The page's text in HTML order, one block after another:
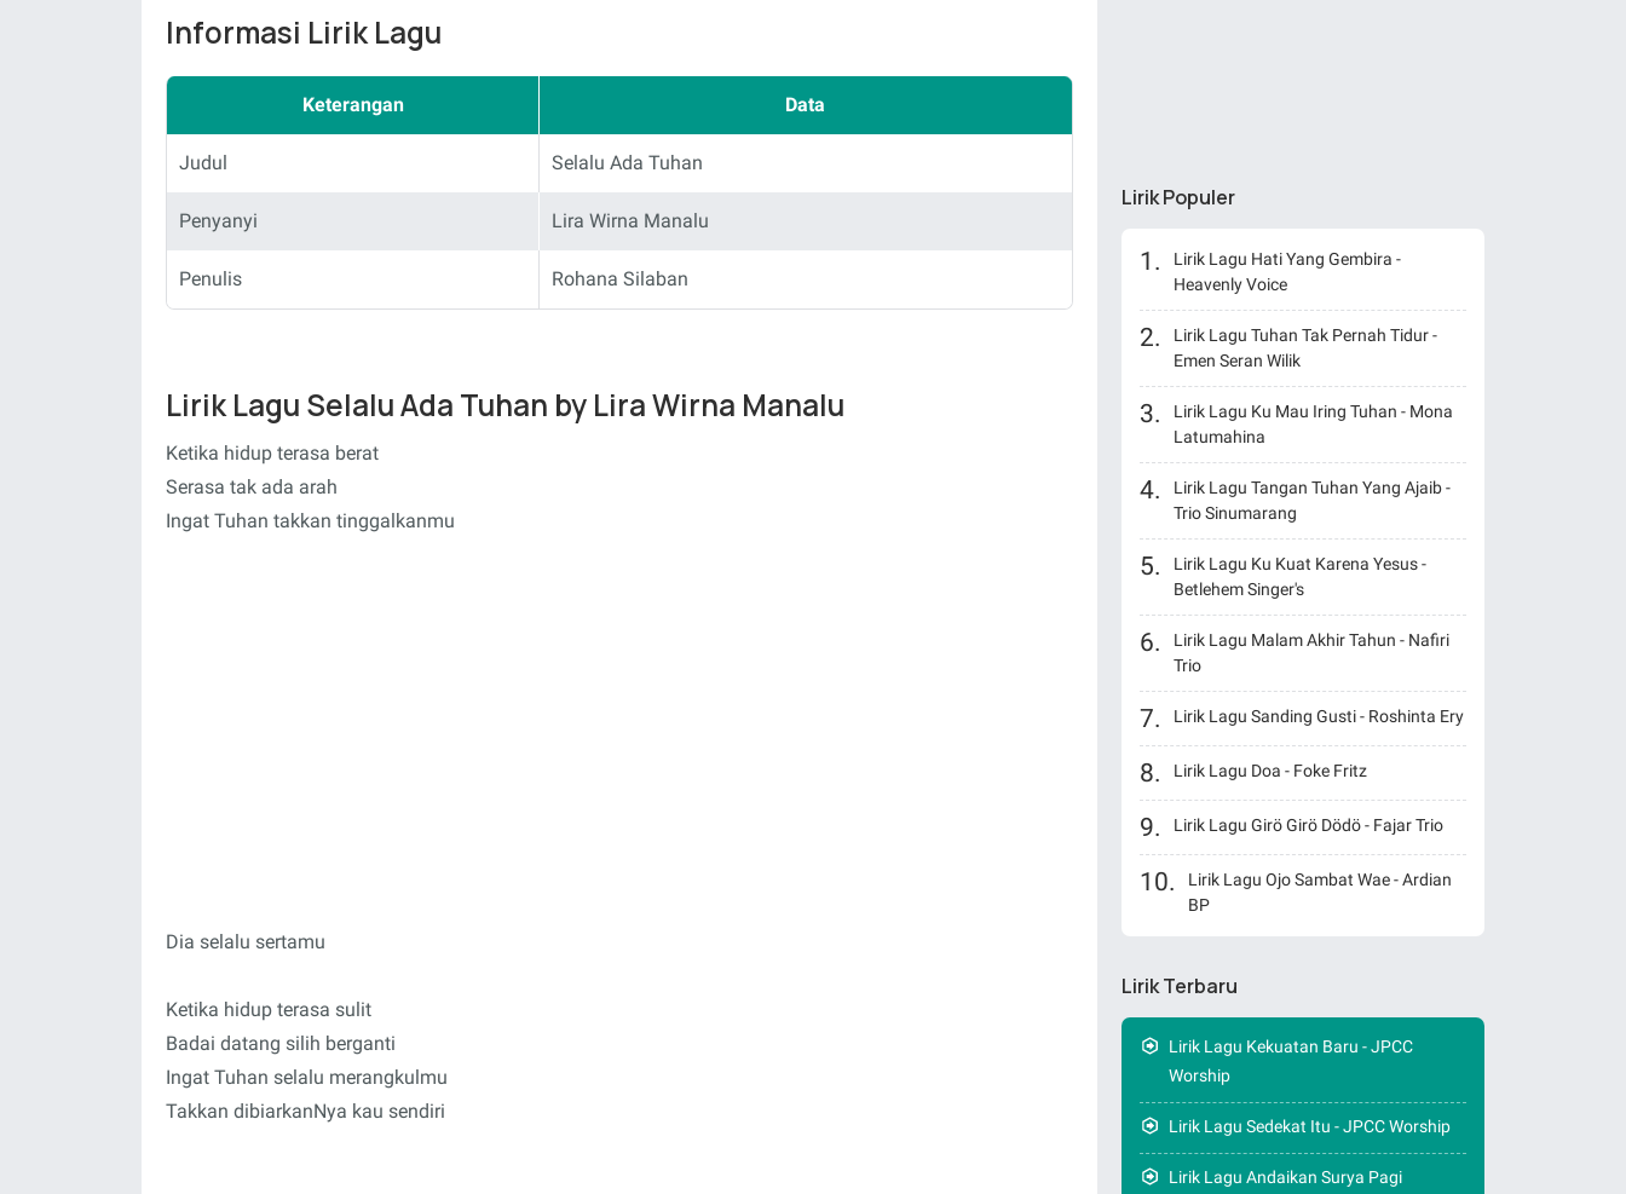
Informasi Lirik Lagu
Keterangan Data
Judul Selalu Ada Tuhan
Penyanyi Lira Wirna Manalu
Penulis Rohana Silaban
Lirik Lagu Selalu Ada Tuhan by Lira Wirna Manalu
Ketika hidup terasa berat
Serasa tak ada arah
Ingat Tuhan takkan tinggalkanmu
Dia selalu sertamu
Ketika hidup terasa sulit
Badai datang silih berganti
Ingat Tuhan selalu merangkulmu
Takkan dibiarkanNya kau sendiri
Lirik Populer
Lirik Lagu Hati Yang Gembira -
Heavenly Voice
Lirik Lagu Tuhan Tak Pernah Tidur -
Emen Seran Wilik
Lirik Lagu Ku Mau Iring Tuhan - Mona
Latumahina
Lirik Lagu Tangan Tuhan Yang Ajaib -
Trio Sinumarang
Lirik Lagu Ku Kuat Karena Yesus -
Betlehem Singer's
Lirik Lagu Malam Akhir Tahun - Nafiri
Trio
Lirik Lagu Sanding Gusti - Roshinta Ery
Lirik Lagu Doa - Foke Fritz
Lirik Lagu Girö Girö Dödö - Fajar Trio
Lirik Lagu Ojo Sambat Wae - Ardian
BP
Lirik Terbaru
Lirik Lagu Kekuatan Baru - JPCC
Worship
Lirik Lagu Sedekat Itu - JPCC Worship
Lirik Lagu Andaikan Surya Pagi